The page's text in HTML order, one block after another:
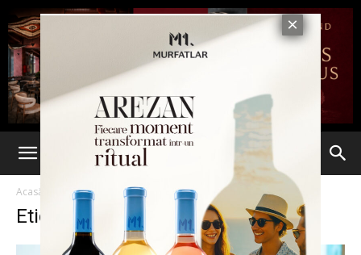
Acasă Etichete Concediata
Etichetă: concediata